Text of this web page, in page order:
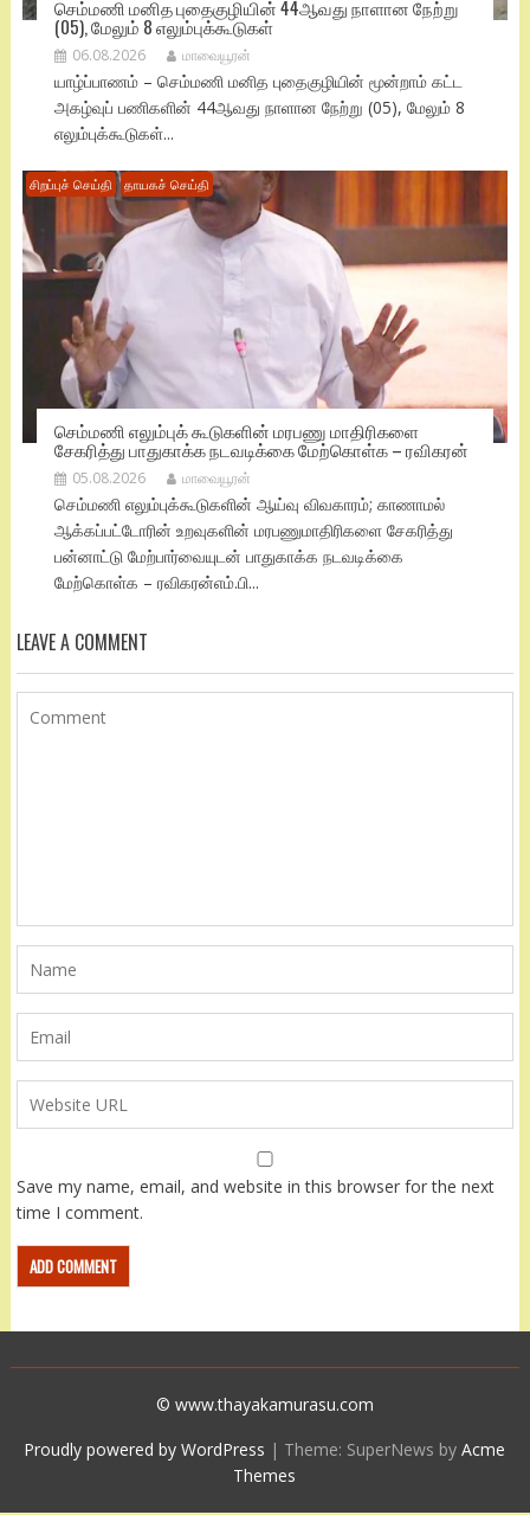
செம்மணி மனித புதைகுழியின் 44ஆவது நாளான நேற்று
(05), மேலும் 8 எலும்புக்கூடுகள்
06.08.2026 மாவையூரன்
யாழ்ப்பாணம் – செம்மணி மனித புதைகுழியின் மூன்றாம் கட்ட
அகழ்வுப் பணிகளின் 44ஆவது நாளான நேற்று (05), மேலும் 8
எலும்புக்கூடுகள்...
சிறப்புச் செய்தி தாயகச் செய்தி
செம்மணி எலும்புக் கூடுகளின் மரபணு மாதிரிகளை
சேகரித்து பாதுகாக்க நடவடிக்கை மேற்கொள்க – ரவிகரன்
05.08.2026 மாவையூரன்
செம்மணி எலும்புக்கூடுகளின் ஆய்வு விவகாரம்; காணாமல்
ஆக்கப்பட்டோரின் உறவுகளின் மரபணுமாதிரிகளை சேகரித்து
பன்னாட்டு மேற்பார்வையுடன் பாதுகாக்க நடவடிக்கை
மேற்கொள்க – ரவிகரன்எம்.பி...
LEAVE A COMMENT
Save my name, email, and website in this browser for the next
time I comment.
© www.thayakamurasu.com
Proudly powered by WordPress | Theme: SuperNews byAcme
Themes